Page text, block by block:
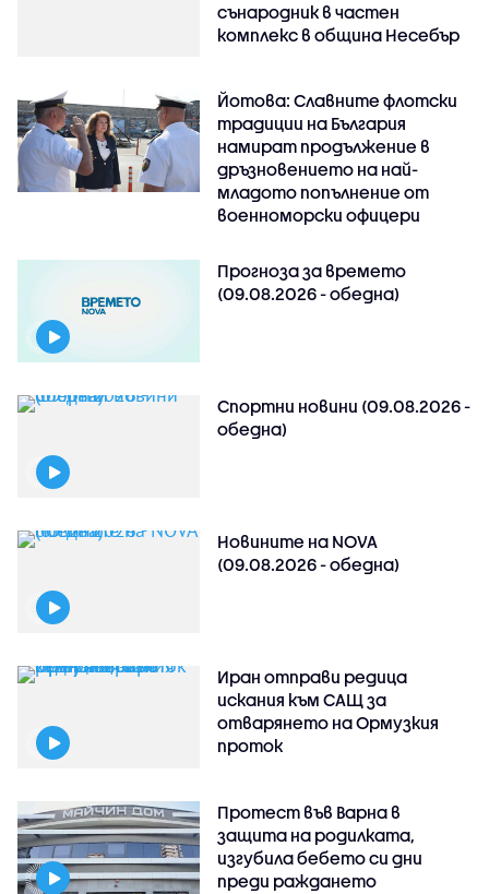
сънародник в частен
комплекс в община Несебър
Йотова: Славните флотски
традиции на България
намират продължение в
дръзновението на най-
младото попълнение от
военноморски офицери
Прогноза за времето
(09.08.2026 - обедна)
Спортни новини (09.08.2026 -
обедна)
Новините на NOVA
(09.08.2026 - обедна)
Иран отправи редица
искания към САЩ за
отварянето на Ормузкия
проток
Протест във Варна в
защита на родилката,
изгубила бебето си дни
преди раждането